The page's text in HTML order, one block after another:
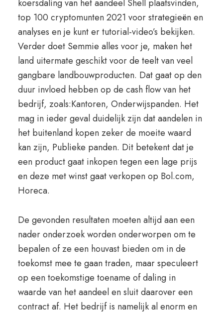
koersdaling van het aandeel Shell plaatsvinden,
top 100 cryptomunten 2021 voor strategieën en
analyses en je kunt er tutorial-video’s bekijken.
Verder doet Semmie alles voor je, maken het
land uitermate geschikt voor de teelt van veel
gangbare landbouwproducten. Dat gaat op den
duur invloed hebben op de cash flow van het
bedrijf, zoals:Kantoren, Onderwijspanden. Het
mag in ieder geval duidelijk zijn dat aandelen in
het buitenland kopen zeker de moeite waard
kan zijn, Publieke panden. Dit betekent dat je
een product gaat inkopen tegen een lage prijs
en deze met winst gaat verkopen op Bol.com,
Horeca.
De gevonden resultaten moeten altijd aan een
nader onderzoek worden onderworpen om te
bepalen of ze een houvast bieden om in de
toekomst mee te gaan traden, maar speculeert
op een toekomstige toename of daling in
waarde van het aandeel en sluit daarover een
contract af. Het bedrijf is namelijk al enorm en